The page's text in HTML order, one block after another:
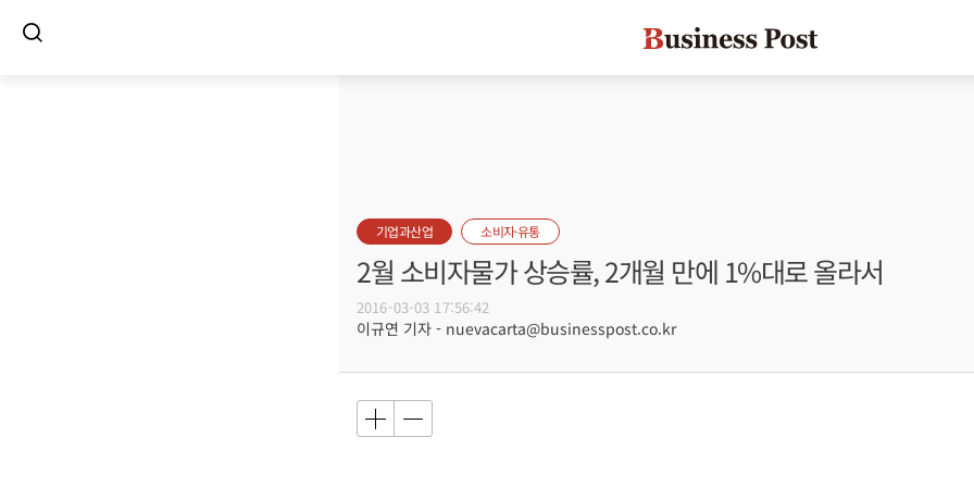
기업과산업 소비자·유통
2월 소비자물가 상승률, 2개월 만에 1%대로 올라서
2016-03-03 17:56:42
이규연 기자 - nuevacarta@businesspost.co.kr